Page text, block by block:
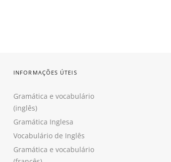
INFORMAÇÕES ÚTEIS
Gramática e vocabulário
(inglês)
Gramática Inglesa
Vocabulário de Inglês
Gramática e vocabulário